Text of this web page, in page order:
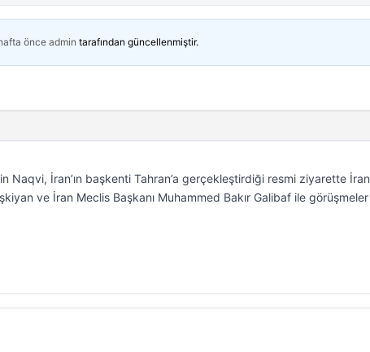
önce admin tarafından güncellenmiştir.
Naqvi, İran’ın başkenti Tahran’a gerçekleştirdiği resmi ziyarette İran
ve İran Meclis Başkanı Muhammed Bakır Galibaf ile görüşmeler